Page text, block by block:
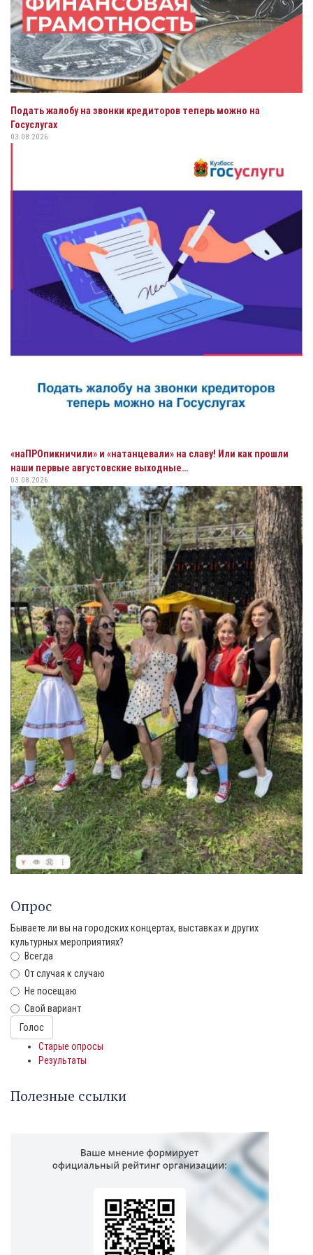
Подать жалобу на звонки кредиторов теперь можно на
Госуслугах
03.08.2026
«наПРОпикничили» и «натанцевали» на славу! Или как прошли
наши первые августовские выходные…
03.08.2026
Опрос
Бываете ли вы на городских концертах, выставках и других
культурных мероприятиях?
Всегда
От случая к случаю
Не посещаю
Свой вариант
Варианты
Голос
Старые опросы
Результаты
Полезные ссылки